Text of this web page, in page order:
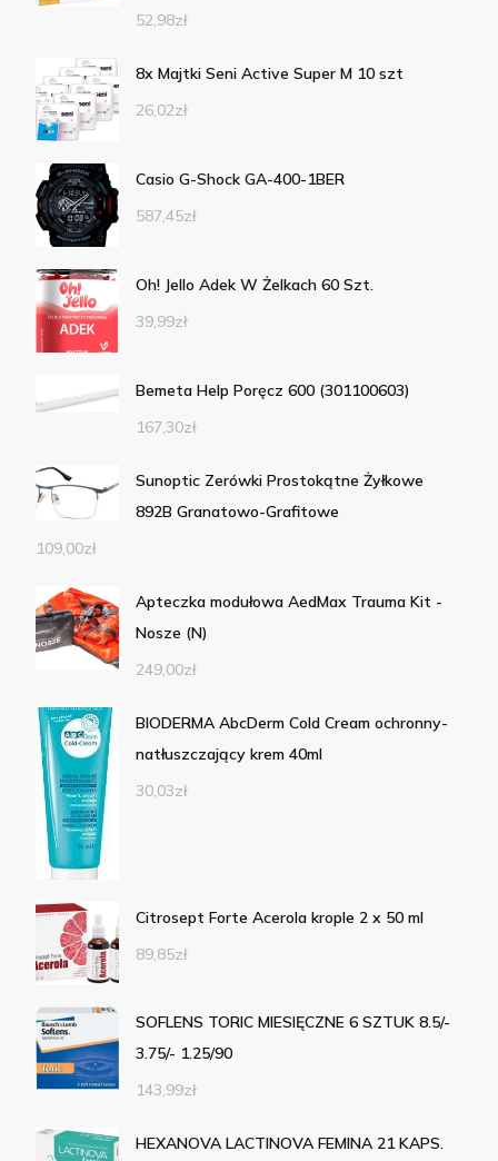
52,98zł
8x Majtki Seni Active Super M 10 szt
26,02zł
Casio G-Shock GA-400-1BER
587,45zł
Oh! Jello Adek W Żelkach 60 Szt.
39,99zł
Bemeta Help Poręcz 600 (301100603)
167,30zł
Sunoptic Zerówki Prostokątne Żyłkowe
892B Granatowo-Grafitowe
109,00zł
Apteczka modułowa AedMax Trauma Kit -
Nosze (N)
249,00zł
BIODERMA AbcDerm Cold Cream ochronny-
natłuszczający krem 40ml
30,03zł
Citrosept Forte Acerola krople 2 x 50 ml
89,85zł
SOFLENS TORIC MIESIĘCZNE 6 SZTUK 8.5/-
3.75/- 1.25/90
143,99zł
HEXANOVA LACTINOVA FEMINA 21 KAPS.